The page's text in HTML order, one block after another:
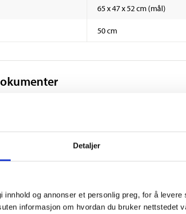
Detaljer
og annonser et personlig preg, for å
informasjon om hvordan du bruker nettstedet
65 x 47 x 52 cm (mål)
50 cm